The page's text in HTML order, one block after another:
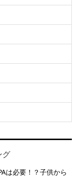
グ
は必要！？子供から